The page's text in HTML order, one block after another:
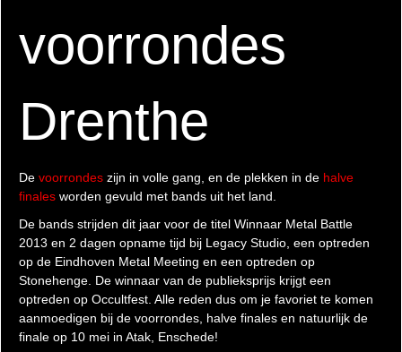
voorrondes
Drenthe
De voorrondes zijn in volle gang, en de plekken in de halve
finales worden gevuld met bands uit het land.
De bands strijden dit jaar voor de titel Winnaar Metal Battle
2013 en 2 dagen opname tijd bij Legacy Studio, een optreden
op de Eindhoven Metal Meeting en een optreden op
Stonehenge. De winnaar van de publieksprijs krijgt een
optreden op Occultfest. Alle reden dus om je favoriet te komen
aanmoedigen bij de voorrondes, halve finales en natuurlijk de
finale op 10 mei in Atak, Enschede!